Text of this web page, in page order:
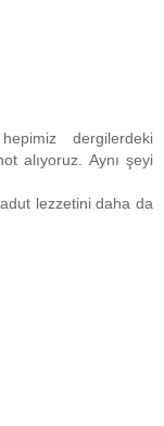
dergilerdeki
alıyoruz. Aynı şeyi
lezzetini daha da